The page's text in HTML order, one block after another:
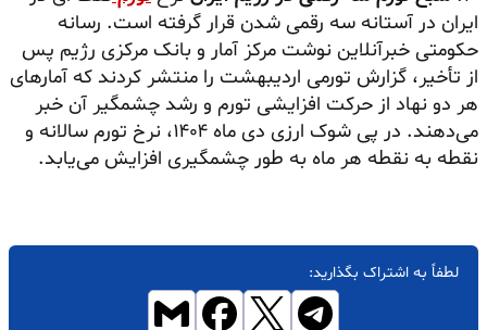
ایران در آستانه سه رقمی شدن قرار گرفته است. رسانه
حکومتی خبرآنلاین نوشت مرکز آمار و بانک مرکزی رژیم پس
از تأخیر، گزارش تورمی اردیبهشت را منتشر کردند که آمارهای
هر دو نهاد از حرکت افزایشی تورم و رشد چشمگیر آن خبر
می‌دهند. در پی شوک ارزی دی ماه ۱۴۰۴، نرخ تورم سالانه و
نقطه به نقطه هر ماه به طور چشمگیری افزایش می‌یابد.
لطفاً به اشتراک بگذارید: